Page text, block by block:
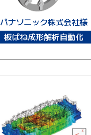
パナソニック株式会社様
板ばね成形解析自動化